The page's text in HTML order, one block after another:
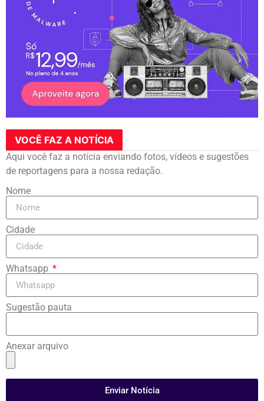
VOCÊ FAZ A NOTÍCIA
Aqui você faz a notícia enviando fotos, vídeos e sugestões
de reportagens para a nossa redação.
Nome
Cidade
Whatsapp
Sugestão pauta
Anexar arquivo
Enviar Notícia